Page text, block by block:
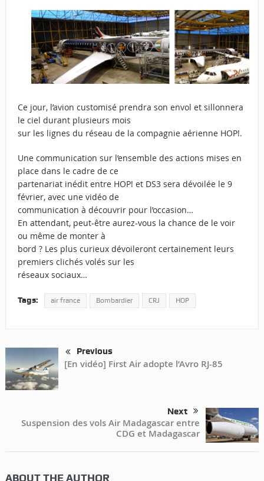
Ce jour, l’avion customisé prendra son envol et sillonnera
le ciel durant plusieurs mois
sur les lignes du réseau de la compagnie aérienne HOP!.
Une communication sur l’ensemble des actions mises en
place dans le cadre de ce
partenariat inédit entre HOP! et DS3 sera dévoilée le 9
février, avec une vidéo de
communication à découvrir pour l’occasion…
En attendant, peut-être aurez-vous la chance de le voir
ou même de monter à
bord ? Les plus curieux dévoileront certainement leurs
premiers clichés volés sur les
réseaux sociaux…
Tags: air france Bombardier CRJ HOP
Previous
[En vidéo] First Air adopte l’Avro RJ-85
Next
Suspension des vols Air Madagascar entre
CDG et Madagascar
ABOUT THE AUTHOR